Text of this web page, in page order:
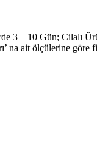
– 10 Gün; Cilalı
na ait ölçülerine göre